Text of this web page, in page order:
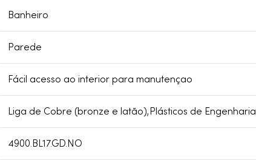
Banheiro
Parede
Fácil acesso ao interior para manutençao
Liga de Cobre (bronze e latão),Plásticos de Engenharia
4900.BL17.GD.NO